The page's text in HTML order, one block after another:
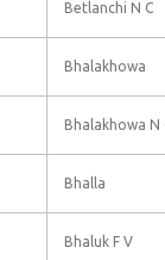
Betlanchi N C
Bhalakhowa
Bhalakhowa N
Bhalla
Bhaluk F V